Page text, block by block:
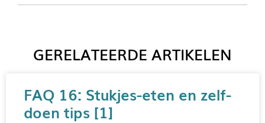
GERELATEERDE ARTIKELEN
FAQ 16: Stukjes-eten en zelf-
doen tips [1]